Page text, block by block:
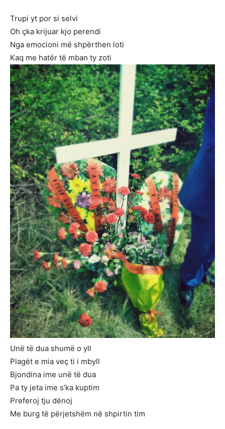
Trupi yt por si selvi
Oh çka krijuar kjo perendi
Nga emocioni më shpërthen loti
Kaq me hatër të mban ty zoti
Unë të dua shumë o yll
Plagët e mia veç ti i mbyll
Bjondina ime unë të dua
Pa ty jeta ime s’ka kuptim
Preferoj tju dënoj
Me burg të përjetshëm në shpirtin tim